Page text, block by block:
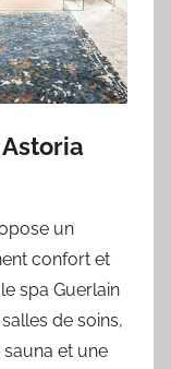
un
confort et
spa Guerlain
de soins,
et une